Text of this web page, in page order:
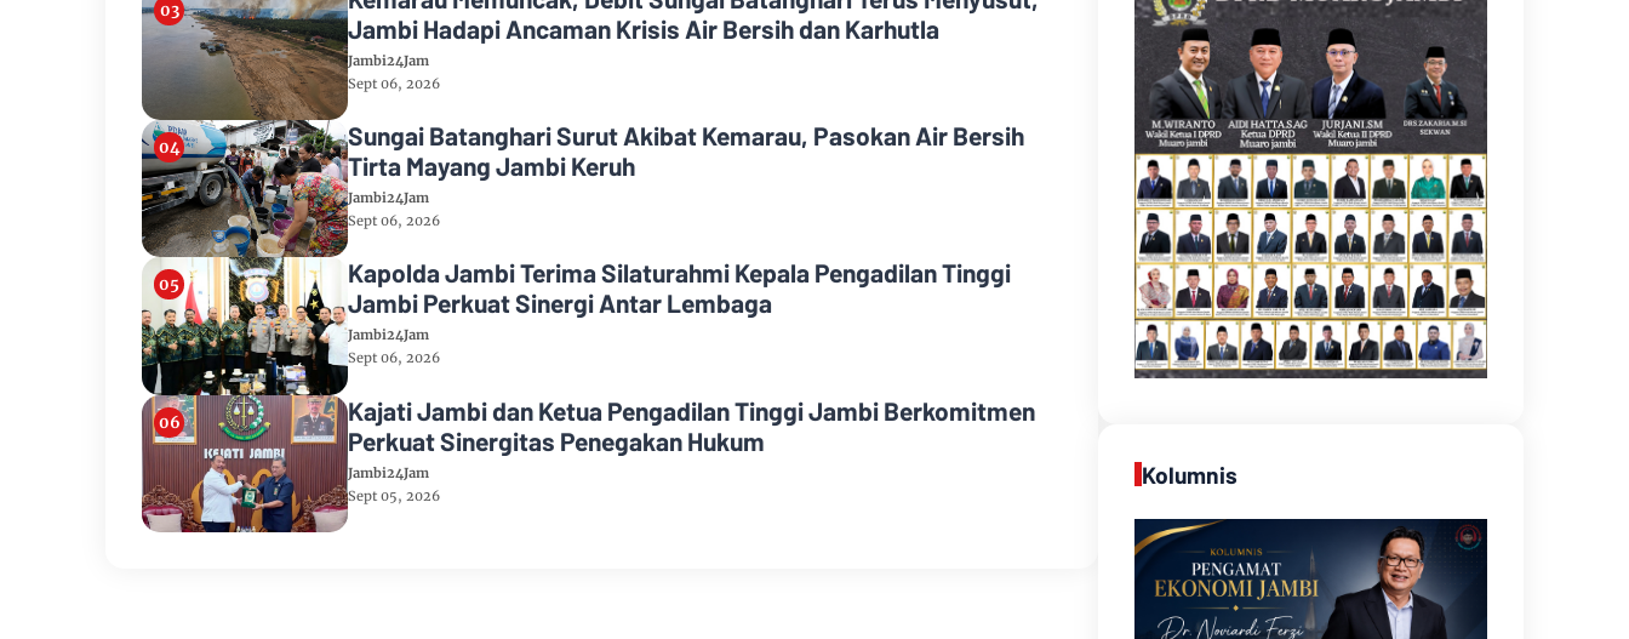
Jambi Hadapi Ancaman Krisis Air Bersih dan Karhutla
Jambi24Jam
Sept 06, 2026
Sungai Batanghari Surut Akibat Kemarau, Pasokan Air Bersih
Tirta Mayang Jambi Keruh
Jambi24Jam
Sept 06, 2026
Kapolda Jambi Terima Silaturahmi Kepala Pengadilan Tinggi
Jambi Perkuat Sinergi Antar Lembaga
Jambi24Jam
Sept 06, 2026
Kajati Jambi dan Ketua Pengadilan Tinggi Jambi Berkomitmen
Perkuat Sinergitas Penegakan Hukum
Jambi24Jam
Sept 05, 2026
Kolumnis